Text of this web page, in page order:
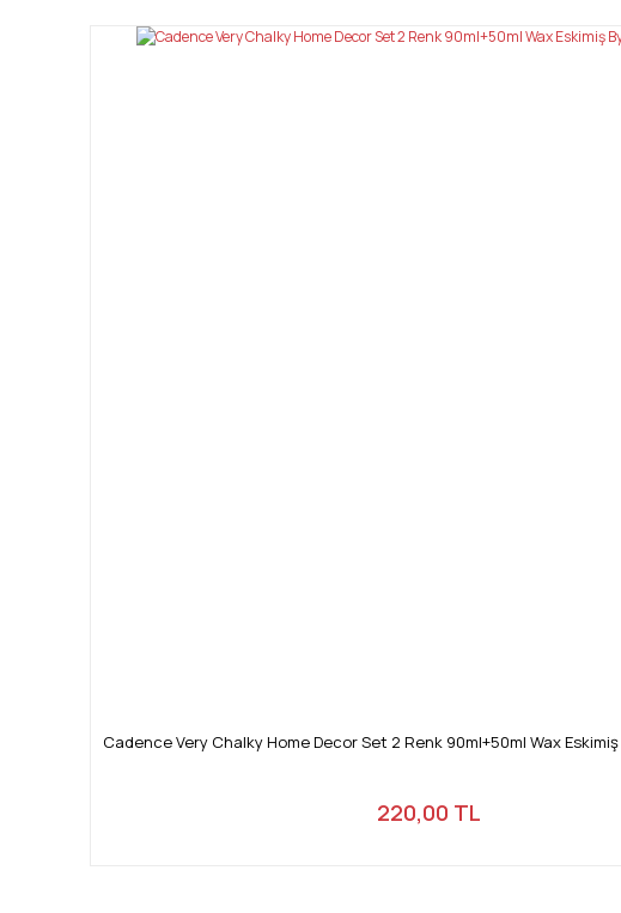
Cadence Very Chalky Home Decor Set 2 Renk 90ml+50ml Wax
220,00 TL